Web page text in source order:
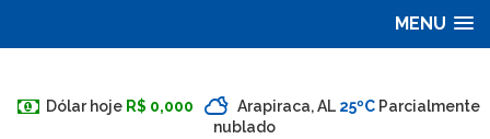
MENU
Dólar hoje R$ 0,000 Arapiraca, AL 25ºC Parcialmente
nublado